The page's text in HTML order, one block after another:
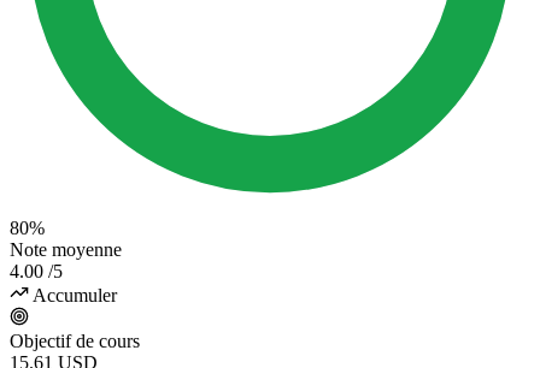
80%
Note moyenne
4.00 /5
Accumuler
Objectif de cours
15.61 USD